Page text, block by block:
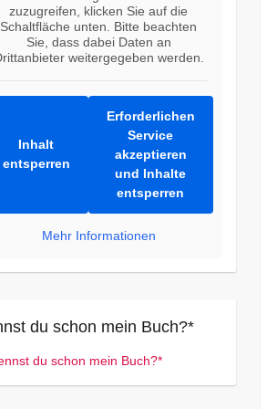
zuzugreifen, klicken Sie auf die
Schaltfläche unten. Bitte beachten
Sie, dass dabei Daten an
weitergegeben werden.
Inhalt
entsperren
Erforderlichen
Service
akzeptieren
und Inhalte
entsperren
Mehr Informationen
du schon mein Buch?*